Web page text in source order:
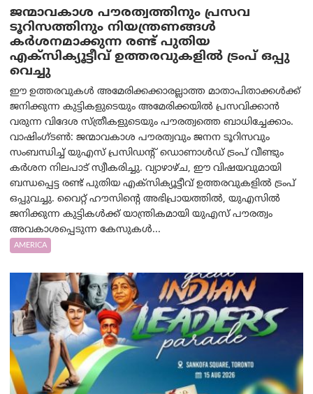
ജന്മാവകാശ പൗരത്വത്തിനും പ്രസവ
ടൂറിസത്തിനും നിയന്ത്രണങ്ങൾ
കർശനമാക്കുന്ന രണ്ട് പുതിയ
എക്സിക്യൂട്ടീവ് ഉത്തരവുകളിൽ ട്രംപ് ഒപ്പു
വെച്ചു
ഈ ഉത്തരവുകൾ അമേരിക്കക്കാരല്ലാത്ത മാതാപിതാക്കൾക്ക്
ജനിക്കുന്ന കുട്ടികളുടെയും അമേരിക്കയിൽ പ്രസവിക്കാൻ
വരുന്ന വിദേശ സ്ത്രീകളുടെയും പൗരത്വത്തെ ബാധിച്ചേക്കാം.
വാഷിംഗ്ടണ്‍: ജന്മാവകാശ പൗരത്വവും ജനന ടൂറിസവും
സംബന്ധിച്ച് യുഎസ് പ്രസിഡന്റ് ഡൊണാൾഡ് ട്രംപ് വീണ്ടും
കർശന നിലപാട് സ്വീകരിച്ചു. വ്യാഴാഴ്ച, ഈ വിഷയവുമായി
ബന്ധപ്പെട്ട രണ്ട് പുതിയ എക്സിക്യൂട്ടീവ് ഉത്തരവുകളിൽ ട്രംപ്
ഒപ്പുവച്ചു. വൈറ്റ് ഹൗസിന്റെ അഭിപ്രായത്തിൽ, യുഎസിൽ
ജനിക്കുന്ന കുട്ടികൾക്ക് യാന്ത്രികമായി യുഎസ് പൗരത്വം
അവകാശപ്പെടുന്ന കേസുകൾ...
AMERICA